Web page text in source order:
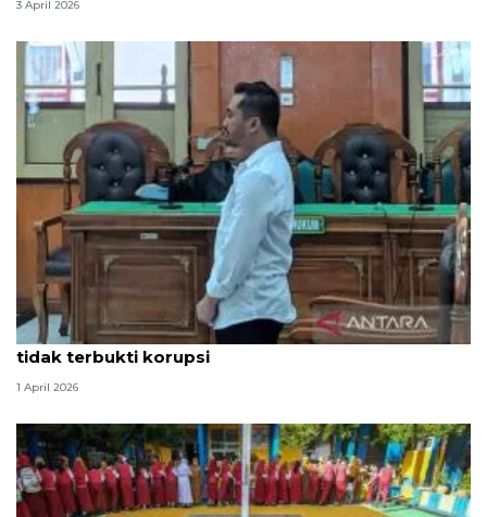
3 April 2026
Hakim PN Medan vonis bebas Amsal Sitepu karena
tidak terbukti korupsi
1 April 2026